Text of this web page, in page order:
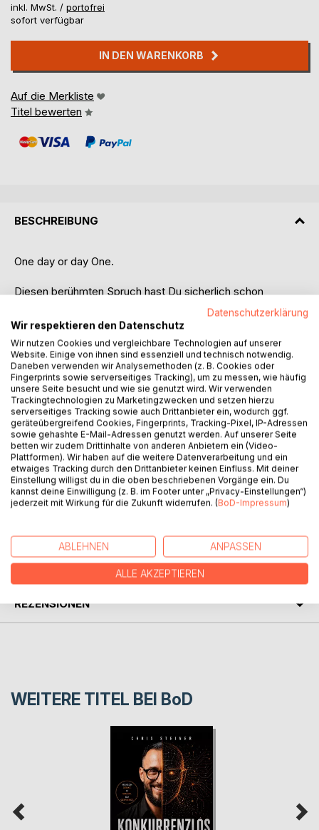
inkl. MwSt. / portofrei
sofort verfügbar
IN DEN WARENKORB
Auf die Merkliste
Titel bewerten
BESCHREIBUNG
One day or day One.
Diesen berühmten Spruch hast Du sicherlich schon
Ich habe entschieden, dass ich für mich jeden Tag zu Tag
Eins machen möchte. Aus dieser Motivation heraus habe
ich für alle das Journal Day One entwickelt.
Es hilft Dir, den Fokus auf Deinen Zielen zu behalten, täglich
mit positiver Energie zu starten und den Abend mit
Dankbarkeit im
Herz ausklingen zu lassen.
Ich wünsche allen Lesern viel Spaß und Erfolg mit diesem
Erfolgsjournal.
Florian Beer
PRESSESTIMMEN
REZENSIONEN
WEITERE TITEL BEI BoD
Datenschutzerklärung
Wir respektieren den Datenschutz
Wir nutzen Cookies und vergleichbare Technologien auf unserer
Website. Einige von ihnen sind essenziell und technisch notwendig.
Daneben verwenden wir Analysemethoden (z. B. Cookies oder
Fingerprints sowie serverseitiges Tracking), um zu messen, wie häufig
unsere Seite besucht und wie sie genutzt wird. Wir verwenden
Trackingtechnologien zu Marketingzwecken und setzen hierzu
serverseitiges Tracking sowie auch Drittanbieter ein, wodurch ggf.
geräteübergreifend Cookies, Fingerprints, Tracking-Pixel, IP-Adressen
sowie gehashte E-Mail-Adressen genutzt werden. Auf unserer Seite
betten wir zudem Drittinhalte von anderen Anbietern ein (Video-
Plattformen). Wir haben auf die weitere Datenverarbeitung und ein
etwaiges Tracking durch den Drittanbieter keinen Einfluss. Mit deiner
Einstellung willigst du in die oben beschriebenen Vorgänge ein. Du
kannst deine Einwilligung (z. B. im Footer unter „Privacy-Einstellungen“)
jederzeit mit Wirkung für die Zukunft widerrufen. (BoD-Impressum)
ABLEHNEN ANPASSEN
ALLE AKZEPTIEREN